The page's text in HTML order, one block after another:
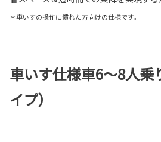
＊車いすの操作に慣れた方向けの仕様です。
車いす仕様車6～8人乗
イプ）